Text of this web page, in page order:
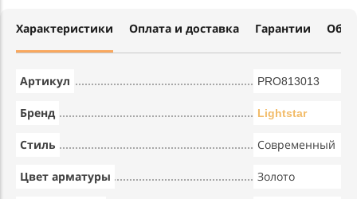
Характеристики Оплата и доставка Гарантии
Артикул PRO813013
Бренд Lightstar
Стиль Современный
Цвет арматуры Золото